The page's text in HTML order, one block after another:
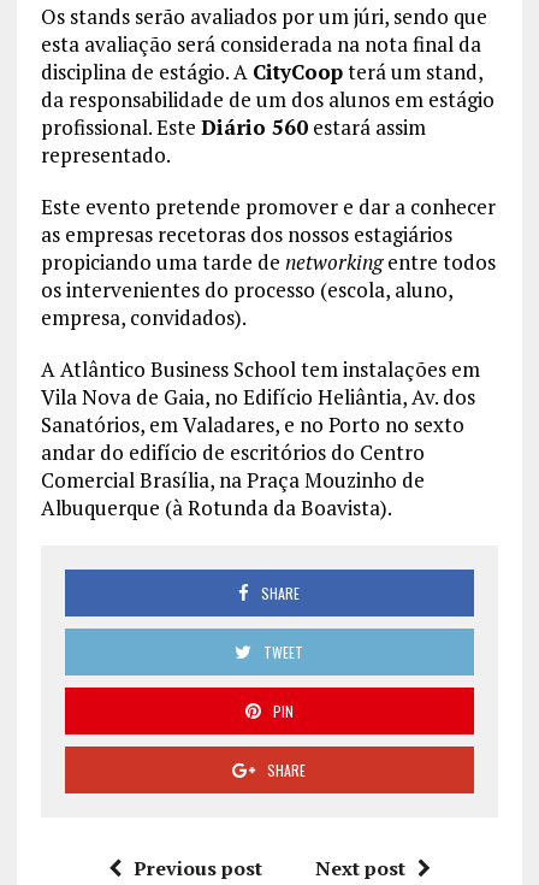
Os stands serão avaliados por um júri, sendo que
esta avaliação será considerada na nota final da
disciplina de estágio. A CityCoopterá um stand,
da responsabilidade de um dos alunos em estágio
profissional. Este Diário 560estará assim
representado.
Este evento pretende promover e dar a conhecer
as empresas recetoras dos nossos estagiários
propiciando uma tarde de networkingentre todos
os intervenientes do processo (escola, aluno,
empresa, convidados).
A Atlântico Business School tem instalações em
Vila Nova de Gaia, no Edifício Heliântia, Av. dos
Sanatórios, em Valadares, e no Porto no sexto
andar do edifício de escritórios do Centro
Comercial Brasília, na Praça Mouzinho de
Albuquerque (à Rotunda da Boavista).
SHARE
TWEET
PIN
SHARE
Previous post Next post